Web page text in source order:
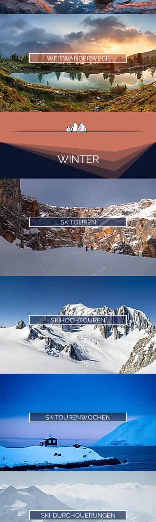
WEITWANDERWEGE
WINTER
SKITOUREN
SKIHOCHTOUREN
SKITOURENWOCHEN
SKI-DURCHQUERUNGEN